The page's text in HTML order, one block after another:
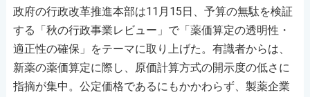
政府の行政改革推進本部は11月15日、予算の無駄を検証
する「秋の行政事業レビュー」で「薬価算定の透明性・
適正性の確保」をテーマに取り上げた。有識者からは、
新薬の薬価算定に際し、原価計算方式の開示度の低さに
指摘が集中。公定価格であるにもかかわらず、製薬企業